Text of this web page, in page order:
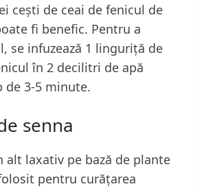
cești de ceai de fenicul de
fi benefic. Pentru a
se infuzează 1 linguriță de
în 2 decilitri de apă
3-5 minute.
senna
alt laxativ pe bază de plante
pentru curățarea